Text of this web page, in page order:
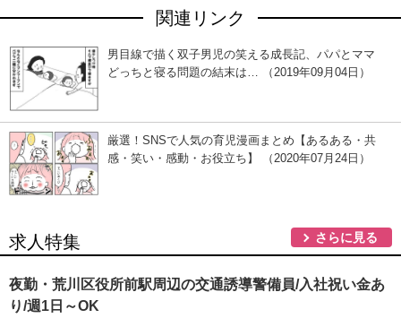
関連リンク
男目線で描く双子男児の笑える成長記、パパとママ
どっちと寝る問題の結末は… （2019年09月04日）
厳選！SNSで人気の育児漫画まとめ【あるある・共
感・笑い・感動・お役立ち】 （2020年07月24日）
求人特集 さらに見る
夜勤・荒川区役所前駅周辺の交通誘導警備員/入社祝い金あ
り/週1日～OK